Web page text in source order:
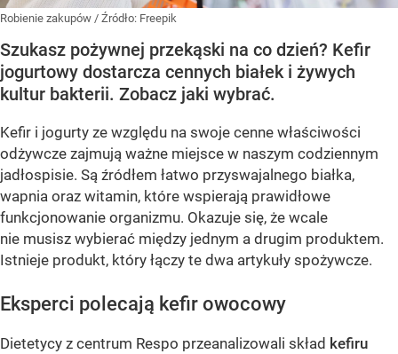
Robienie zakupów / Źródło: Freepik
Szukasz pożywnej przekąski na co dzień? Kefir
jogurtowy dostarcza cennych białek i żywych
kultur bakterii. Zobacz jaki wybrać.
Kefir i jogurty ze względu na swoje cenne właściwości
odżywcze zajmują ważne miejsce w naszym codziennym
jadłospisie. Są źródłem łatwo przyswajalnego białka,
wapnia oraz witamin, które wspierają prawidłowe
funkcjonowanie organizmu. Okazuje się, że wcale
nie musisz wybierać między jednym a drugim produktem.
Istnieje produkt, który łączy te dwa artykuły spożywcze.
Eksperci polecają kefir owocowy
Dietetycy z centrum Respo przeanalizowali skład kefiru